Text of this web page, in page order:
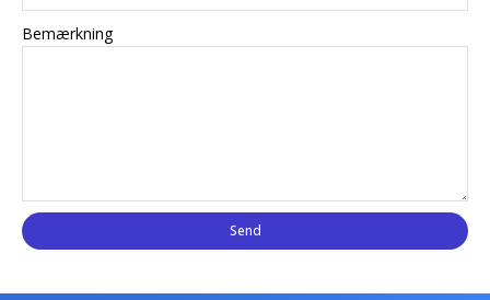
Bemærkning
Send